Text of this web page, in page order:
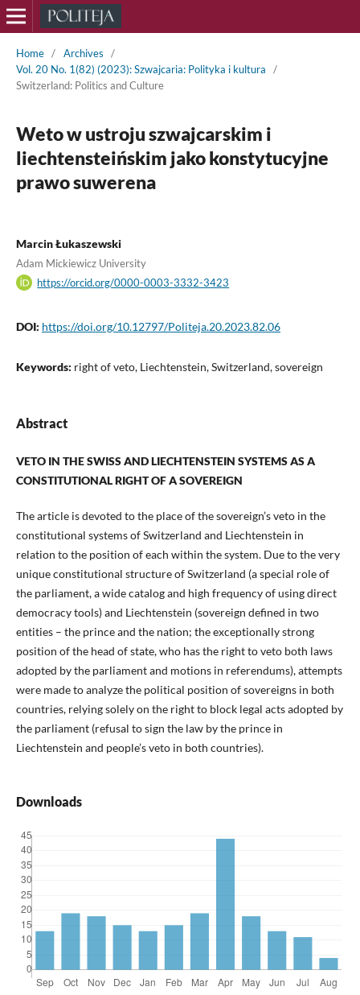
Home / Archives
/
Vol. 20 No. 1(82) (2023): Szwajcaria: Polityka i kultura
/
Switzerland: Politics and Culture
Weto w ustroju szwajcarskim i
liechtensteińskim jako konstytucyjne
prawo suwerena
Marcin Łukaszewski
Adam Mickiewicz University
https://orcid.org/0000-0003-3332-3423
DOI: https://doi.org/10.12797/Politeja.20.2023.82.06
Keywords: right of veto, Liechtenstein, Switzerland, sovereign
Abstract
VETO IN THE SWISS AND LIECHTENSTEIN SYSTEMS AS A
CONSTITUTIONAL RIGHT OF A SOVEREIGN
The article is devoted to the place of the sovereign’s veto in the
constitutional systems of Switzerland and Liechtenstein in
relation to the position of each within the system. Due to the very
unique constitutional structure of Switzerland (a special role of
the parliament, a wide catalog and high frequency of using direct
democracy tools) and Liechtenstein (sovereign defined in two
entities – the prince and the nation; the exceptionally strong
position of the head of state, who has the right to veto both laws
adopted by the parliament and motions in referendums), attempts
were made to analyze the political position of sovereigns in both
countries, relying solely on the right to block legal acts adopted by
the parliament (refusal to sign the law by the prince in
Liechtenstein and people’s veto in both countries).
Downloads